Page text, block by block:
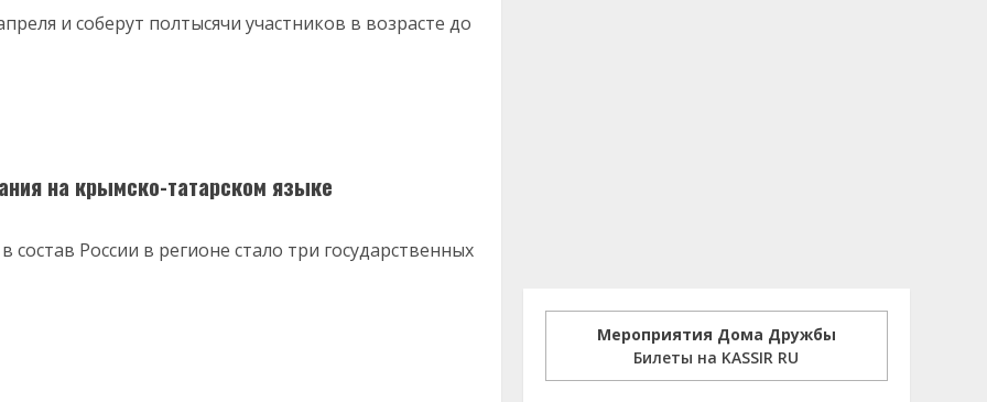
и соберут полтысячи участников в возрасте до
на крымско-татарском языке
России в регионе стало три государственных
Мероприятия Дома Дружбы
Билеты на KASSIR RU